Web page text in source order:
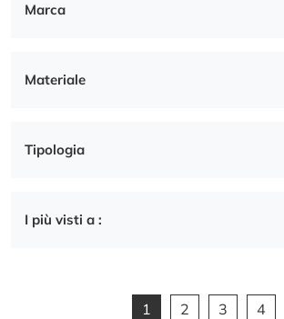
Marca
Materiale
Tipologia
I più visti a :
1 2 3 4